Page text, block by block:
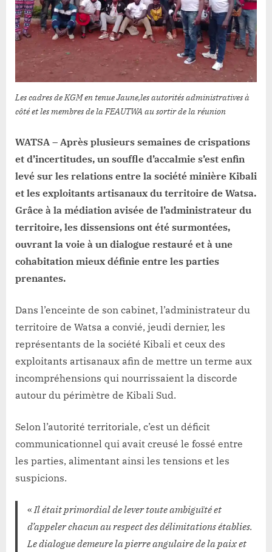
les
exploitants
artisanaux
sur
l’occupation
à
watsa
Les cadres de KGM en tenue Jaune,les autorités administratives à
côté et les membres de la FEAUTWA au sortir de la réunion
WATSA – Après plusieurs semaines de crispations
et d’incertitudes, un souffle d’accalmie s’est enfin
levé sur les relations entre la société minière Kibali
et les exploitants artisanaux du territoire de Watsa.
Grâce à la médiation avisée de l’administrateur du
territoire, les dissensions ont été surmontées,
ouvrant la voie à un dialogue restauré et à une
cohabitation mieux définie entre les parties
prenantes.
Dans l’enceinte de son cabinet, l’administrateur du
territoire de Watsa a convié, jeudi dernier, les
représentants de la société Kibali et ceux des
exploitants artisanaux afin de mettre un terme aux
incompréhensions qui nourrissaient la discorde
autour du périmètre de Kibali Sud.
Selon l’autorité territoriale, c’est un déficit
communicationnel qui avait creusé le fossé entre
les parties, alimentant ainsi les tensions et les
suspicions.
« Il était primordial de lever toute ambiguïté et
d’appeler chacun au respect des délimitations établies.
Le dialogue demeure la pierre angulaire de la paix et